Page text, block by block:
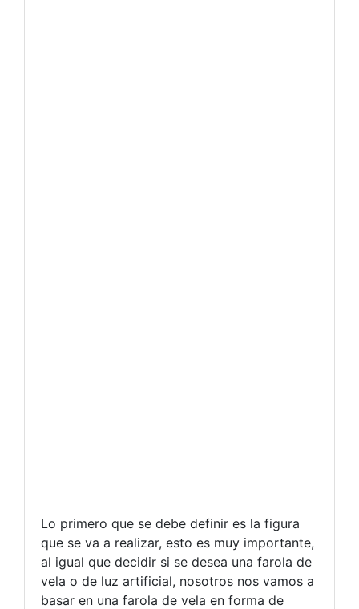
Lo primero que se debe definir es la figura
que se va a realizar, esto es muy importante,
al igual que decidir si se desea una farola de
vela o de luz artificial, nosotros nos vamos a
basar en una farola de vela en forma de